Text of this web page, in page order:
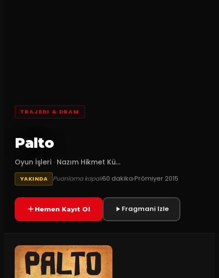
TRAJEDI & DRAM
Palto
Oyun İşleri · Nazım Hikmet Kü...
YAKINDA Puanlama kapalı60 dakikaPrömiyer 2015
Hemen Kayıt Ol Fragmani Izle